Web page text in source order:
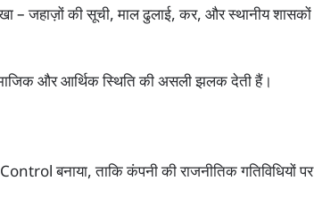
– जहाज़ों की सूची, माल ढुलाई, कर, और स्थानीय शासकों
और आर्थिक स्थिति की असली झलक देती हैं।
बनाया, ताकि कंपनी की राजनीतिक गतिविधियों पर